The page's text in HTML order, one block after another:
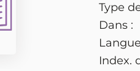
Type
Dans :
Index.